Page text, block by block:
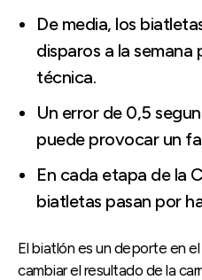
De media, los
disparos a la
técnica.
Un error de 0,5
puede provocar un
En cada etapa de la
biatletas pasan por
El biatlón es un deporte en
cambiar el resultado de la